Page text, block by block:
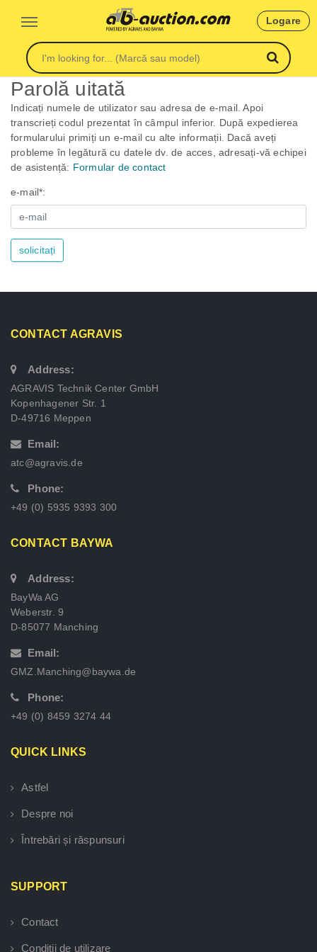
Logare
Parolă uitată
Indicați numele de utilizator sau adresa de e-mail. Apoi
transcrieți codul prezentat în câmpul inferior. După expedierea
formularului primiți un e-mail cu alte informații. Dacă aveți
probleme în legătură cu datele dv. de acces, adresați-vă echipei
de asistență: Formular de contact
e-mail*:
solicitați
CONTACT AGRAVIS
Address:
AGRAVIS Technik Center GmbH
Kopenhagener Str. 1
D-49716 Meppen
Email:
atc@agravis.de
Phone:
+49 (0) 5935 9393 300
CONTACT BAYWA
Address:
BayWa AG
Weberstr. 9
D-85077 Manching
Email:
GMZ.Manching@baywa.de
Phone:
+49 (0) 8459 3274 44
QUICK LINKS
Astfel
Despre noi
Întrebări și răspunsuri
SUPPORT
Contact
Condiții de utilizare